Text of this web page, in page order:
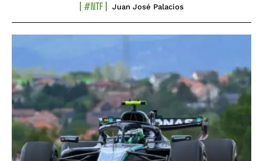
#NTF Juan José Palacios